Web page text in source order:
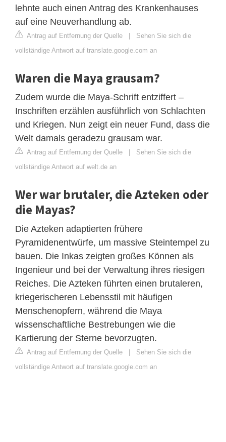
lehnte auch einen Antrag des Krankenhauses
auf eine Neuverhandlung ab.
Antrag auf Entfernung der Quelle | Sehen Sie sich die
vollständige Antwort auf translate.google.com an
Waren die Maya grausam?
Zudem wurde die Maya-Schrift entziffert –
Inschriften erzählen ausführlich von Schlachten
und Kriegen. Nun zeigt ein neuer Fund, dass die
Welt damals geradezu grausam war.
Antrag auf Entfernung der Quelle | Sehen Sie sich die
vollständige Antwort auf welt.de an
Wer war brutaler, die Azteken oder
die Mayas?
Die Azteken adaptierten frühere
Pyramidenentwürfe, um massive Steintempel zu
bauen. Die Inkas zeigten großes Können als
Ingenieur und bei der Verwaltung ihres riesigen
Reiches. Die Azteken führten einen brutaleren,
kriegerischeren Lebensstil mit häufigen
Menschenopfern, während die Maya
wissenschaftliche Bestrebungen wie die
Kartierung der Sterne bevorzugten.
Antrag auf Entfernung der Quelle | Sehen Sie sich die
vollständige Antwort auf translate.google.com an